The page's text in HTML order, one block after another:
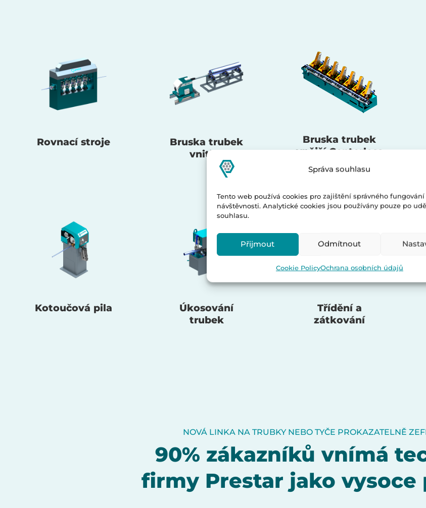
Správa souhlasu
Tento web používá cookies pro zajištění správného fungování
návštěvnosti. Analytické cookies jsou používány pouze po
souhlasu.
Přijmout Odmítnout
Cookie PolicyOchrana osobních údajů
Rovnací stroje
Bruska trubek
vnitřní
Bruska trubek
vnější Centerless
Kotoučová pila
Úkosování
trubek
Třídění a
zátkování
NOVÁ LINKA NA TRUBKY NEBO TYČE PROKAZATELNĚ
90% zákazníků vnímá
firmy Prestar jako vysoce